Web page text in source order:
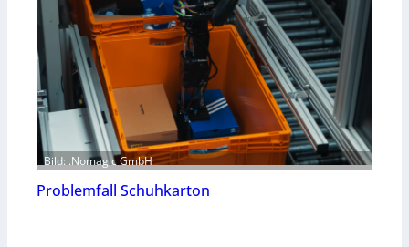
Bild: .Nomagic GmbH
Problemfall Schuhkarton